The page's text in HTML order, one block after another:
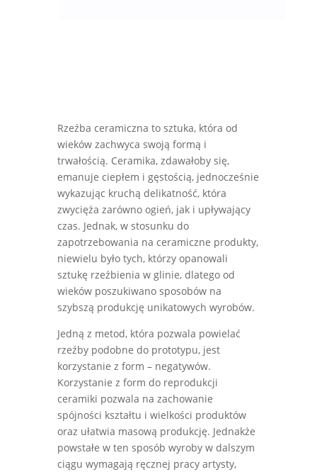
Rzeźba ceramiczna to sztuka, która od
wieków zachwyca swoją formą i
trwałością. Ceramika, zdawałoby się,
emanuje ciepłem i gęstością, jednocześnie
wykazując kruchą delikatność, która
zwycięża zarówno ogień, jak i upływający
czas. Jednak, w stosunku do
zapotrzebowania na ceramiczne produkty,
niewielu było tych, którzy opanowali
sztukę rzeźbienia w glinie, dlatego od
wieków poszukiwano sposobów na
szybszą produkcję unikatowych wyrobów.
Jedną z metod, która pozwala powielać
rzeźby podobne do prototypu, jest
korzystanie z form – negatywów.
Korzystanie z form do reprodukcji
ceramiki pozwala na zachowanie
spójności kształtu i wielkości produktów
oraz ułatwia masową produkcję. Jednakże
powstałe w ten sposób wyroby w dalszym
ciągu wymagają ręcznej pracy artysty,